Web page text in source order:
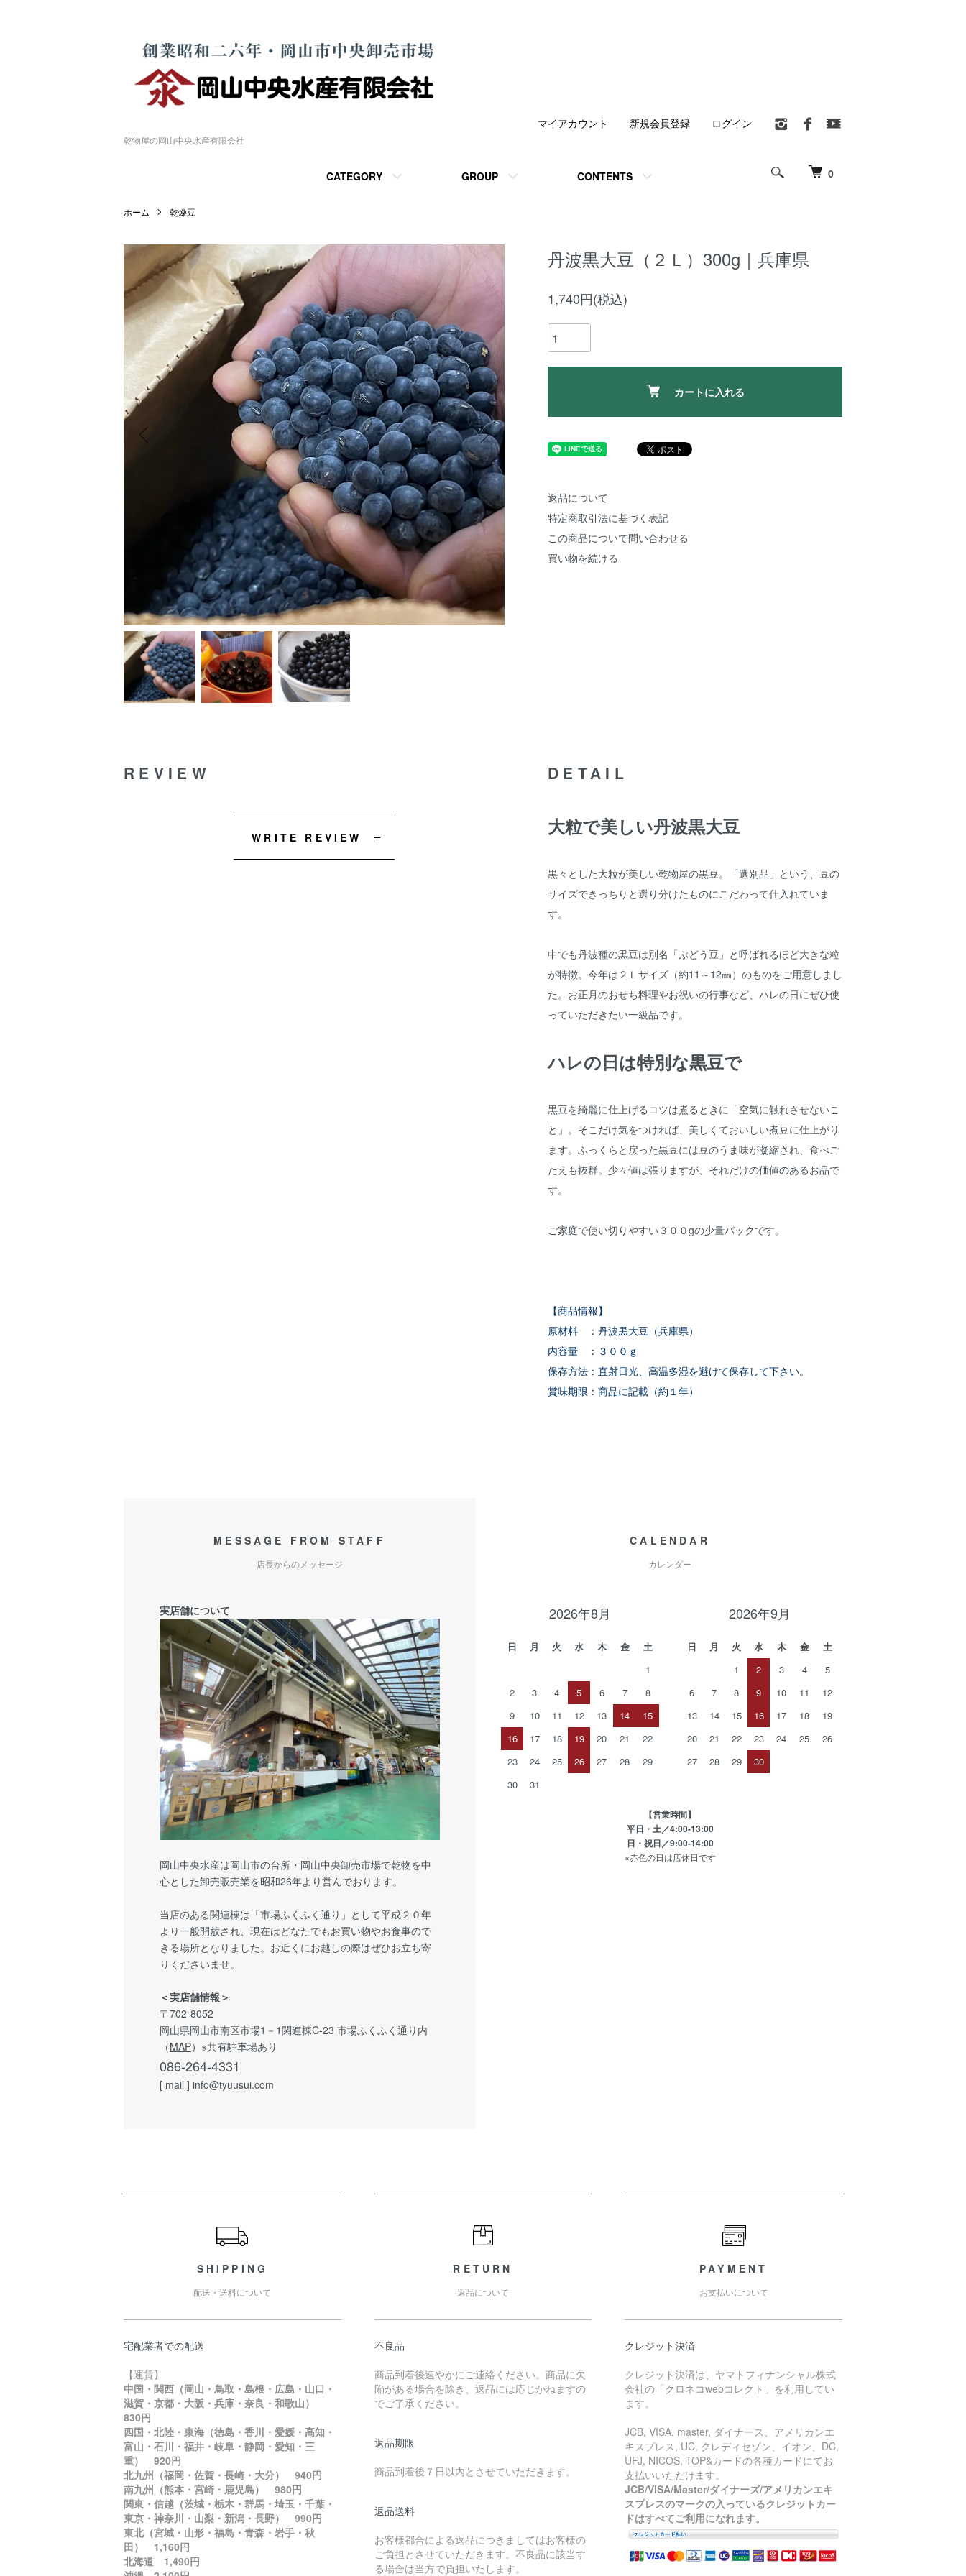
乾物屋の岡山中央水産有限会社
0
CATEGORY GROUP CONTENTS
マイアカウント 新規会員登録 ログイン
ホーム 乾燥豆
丹波黒大豆（２Ｌ）300g｜兵庫県
1,740円(税込)
カートに入れる
返品について
特定商取引法に基づく表記
この商品について問い合わせる
買い物を続ける
DETAIL
大粒で美しい丹波黒大豆
黒々とした大粒が美しい乾物屋の黒豆。「選別品」という、豆の
サイズできっちりと選り分けたものにこだわって仕入れていま
す。
中でも丹波種の黒豆は別名「ぶどう豆」と呼ばれるほど大きな粒
が特徴。今年は２Ｌサイズ（約11～12㎜）のものをご用意しまし
た。お正月のおせち料理やお祝いの行事など、ハレの日にぜひ使
っていただきたい一級品です。
ハレの日は特別な黒豆で
黒豆を綺麗に仕上げるコツは煮るときに「空気に触れさせないこ
と」。そこだけ気をつければ、美しくておいしい煮豆に仕上がり
ます。ふっくらと戻った黒豆には豆のうま味が凝縮され、食べご
たえも抜群。少々値は張りますが、それだけの価値のあるお品で
す。
ご家庭で使い切りやすい３００gの少量パックです。
【商品情報】
原材料 ：丹波黒大豆（兵庫県）
内容量 ：３００ｇ
保存方法：直射日光、高温多湿を避けて保存して下さい。
賞味期限：商品に記載（約１年）
REVIEW
WRITE REVIEW
MESSAGE FROM STAFF
店長からのメッセージ
実店舗について
岡山中央水産は岡山市の台所・岡山中央卸売市場で乾物を中
心とした卸売販売業を昭和26年より営んでおります。
当店のある関連棟は「市場ふくふく通り」として平成２０年
より一般開放され、現在はどなたでもお買い物やお食事ので
きる場所となりました。お近くにお越しの際はぜひお立ち寄
りくださいませ。
＜実店舗情報＞
〒702-8052
岡山県岡山市南区市場1－1関連棟C-23 市場ふくふく通り内
（MAP）※共有駐車場あり
086-264-4331
[ mail ] info@tyuusui.com
CALENDAR
カレンダー
2026年8月
日 月 火 水 木 金
土
1
2
3 4 5 6 7
8
9
10 11 12 13 14
15
16
17 18 19 20 21
22
23
24 25 26 27 28
29
30
31
2026年9月
日 月 火 水 木 金
土
1
2 3 4
5
6
7 8 9 10 11
12
13
14 15 16 17 18
19
20
21 22 23 24 25
26
27
28 29 30
【営業時間】
平日・土／4:00-13:00
日・祝日／9:00-14:00
※赤色の日は店休日です
SHIPPING
配送・送料について
宅配業者での配送
【運賃】
中国・関西（岡山・鳥取・島根・広島・山口・
滋賀・京都・大阪・兵庫・奈良・和歌山）
830円
四国・北陸・東海（徳島・香川・愛媛・高知・
富山・石川・福井・岐阜・静岡・愛知・三
重） 920円
北九州（福岡・佐賀・長崎・大分） 940円
南九州（熊本・宮崎・鹿児島） 980円
関東・信越（茨城・栃木・群馬・埼玉・千葉・
東京・神奈川・山梨・新潟・長野） 990円
東北（宮城・山形・福島・青森・岩手・秋
田） 1,160円
北海道 1,490円
RETURN
返品について
不良品
商品到着後速やかにご連絡ください。商品に欠
陥がある場合を除き、返品には応じかねますの
でご了承ください。
返品期限
商品到着後７日以内とさせていただきます。
返品送料
お客様都合による返品につきましてはお客様の
ご負担とさせていただきます。不良品に該当す
る場合は当方で負担いたします。
PAYMENT
お支払いについて
クレジット決済
クレジット決済は、ヤマトフィナンシャル株式
会社の「クロネコwebコレクト」を利用してい
ます。
JCB, VISA, master, ダイナース、アメリカンエ
キスプレス, UC, クレディセゾン、イオン、DC,
UFJ, NICOS, TOP&カードの各種カードにてお
支払いいただけます。
JCB/VISA/Master/ダイナーズ/アメリカンエキ
スプレスのマークの入っているクレジットカー
ドはすべてご利用になれます。